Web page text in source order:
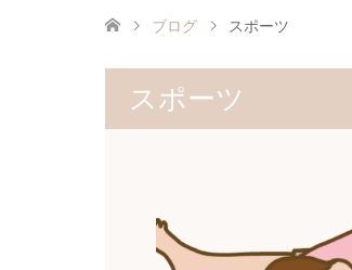
ブログ スポーツ
スポーツ